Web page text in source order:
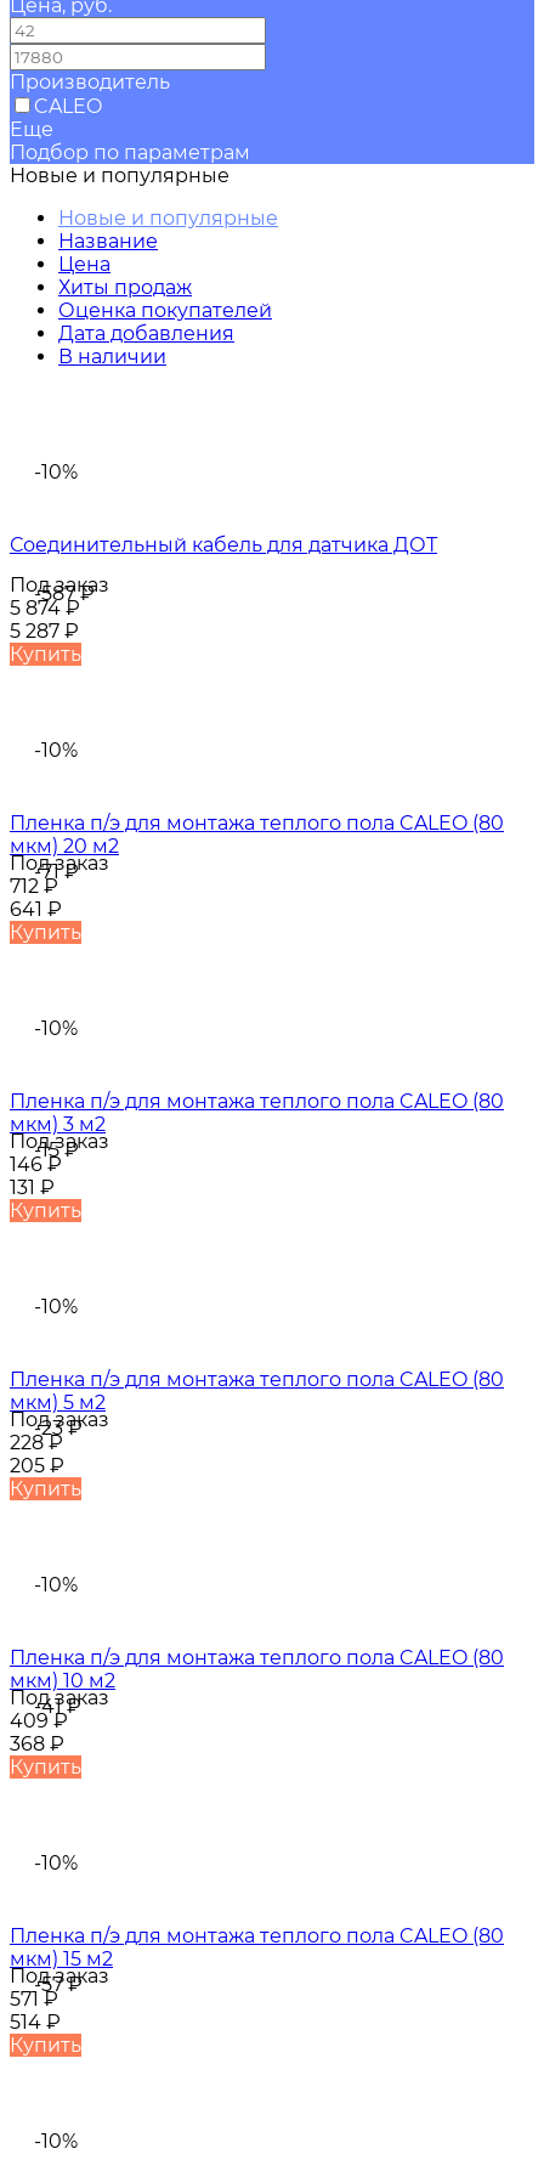
Цена, руб.
Производитель
CALEO
Еще
Подбор по параметрам
Новые и популярные
Новые и популярные
Название
Цена
Хиты продаж
Оценка покупателей
Дата добавления
В наличии
-10%
-587₽
Соединительный кабель для датчика ДОТ
Под заказ
5 874₽
5 287 ₽
Купить
-10%
-71₽
Пленка п/э для монтажа теплого пола CALEO (80
мкм) 20 м2
Под заказ
712 ₽
641 ₽
Купить
-10%
-15₽
Пленка п/э для монтажа теплого пола CALEO (80
мкм) 3 м2
Под заказ
146₽
131 ₽
Купить
-10%
-23₽
Пленка п/э для монтажа теплого пола CALEO (80
мкм) 5 м2
Под заказ
228₽
205 ₽
Купить
-10%
-41₽
Пленка п/э для монтажа теплого пола CALEO (80
мкм) 10 м2
Под заказ
409₽
368 ₽
Купить
-10%
-57₽
Пленка п/э для монтажа теплого пола CALEO (80
мкм) 15 м2
Под заказ
571₽
514 ₽
Купить
-10%